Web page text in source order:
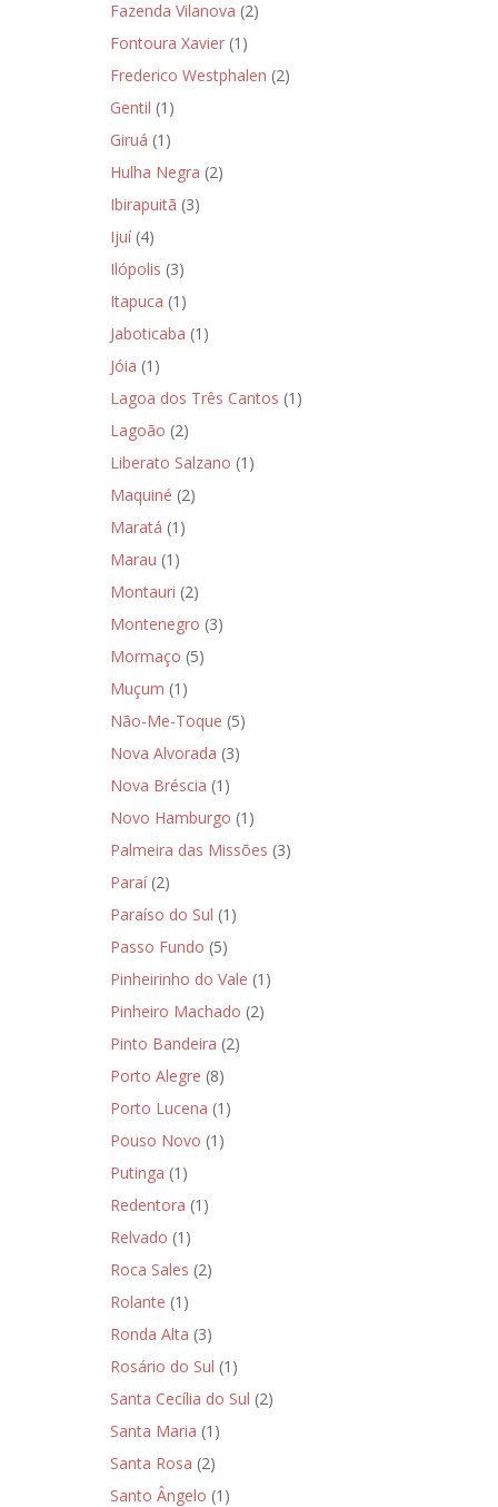
Fazenda Vilanova (2)
Fontoura Xavier (1)
Frederico Westphalen (2)
Gentil (1)
Giruá (1)
Hulha Negra (2)
Ibirapuitã (3)
Ijuí(4)
Ilópolis (3)
Itapuca (1)
Jaboticaba (1)
Jóia (1)
Lagoa dos Três Cantos (1)
Lagoão (2)
Liberato Salzano (1)
Maquiné (2)
Maratá (1)
Marau (1)
Montauri (2)
Montenegro (3)
Mormaço (5)
Muçum (1)
Não-Me-Toque (5)
Nova Alvorada (3)
Nova Bréscia (1)
Novo Hamburgo (1)
Palmeira das Missões (3)
Paraí(2)
Paraíso do Sul (1)
Passo Fundo (5)
Pinheirinho do Vale (1)
Pinheiro Machado (2)
Pinto Bandeira (2)
Porto Alegre (8)
Porto Lucena (1)
Pouso Novo (1)
Putinga (1)
Redentora (1)
Relvado (1)
Roca Sales (2)
Rolante (1)
Ronda Alta (3)
Rosário do Sul (1)
Santa Cecília do Sul (2)
Santa Maria (1)
Santa Rosa (2)
Santo Ângelo (1)